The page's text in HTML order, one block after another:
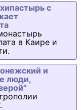
с
в Каире и
и
люди,